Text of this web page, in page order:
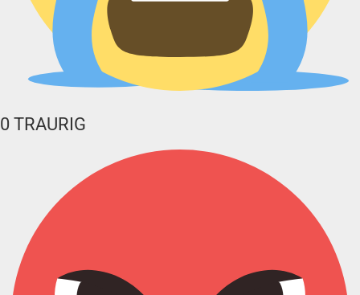
0 TRAURIG